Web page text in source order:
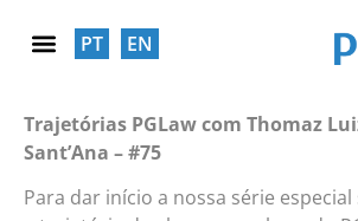
PT EN
Trajetórias PGLaw com Thomaz
Sant’Ana – #75
Para dar início a nossa série